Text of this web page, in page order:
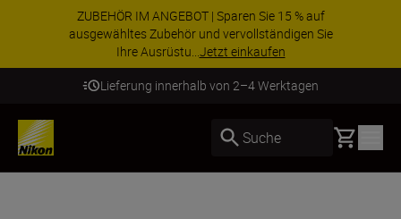
ZUBEHÖR IM ANGEBOT | Sparen Sie 15 % auf
ausgewähltes Zubehör und vervollständigen Sie
Ihre Ausrüstu...Jetzt einkaufen
Lieferung innerhalb von 2–4 Werktagen
Suche Basket